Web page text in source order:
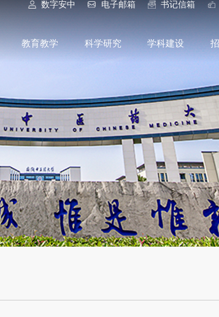
数字安中 电子邮箱 书记信箱
教育教学 科学研究 学科建设